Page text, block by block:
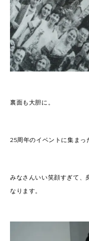
裏面も大胆に。
25周年のイベントに集まっ
みなさんいい笑顔すぎて、
なります。